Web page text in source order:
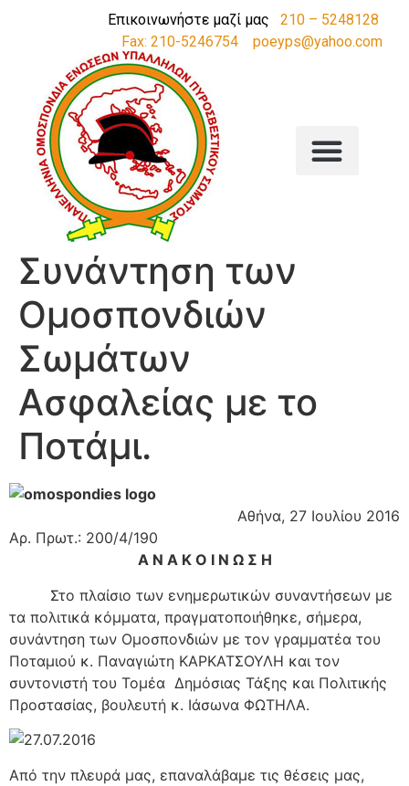
Επικοινωνήστε μαζί μας 210 – 5248128
Fax: 210-5246754
poeyps@yahoo.com
Συνάντηση των
Ομοσπονδιών
Σωμάτων
Ασφαλείας με το
Ποτάμι.
Αθήνα, 27 Ιουλίου 2016
Αρ. Πρωτ.: 200/4/190
Α Ν Α Κ Ο Ι Ν Ω Σ Η
Στο πλαίσιο των ενημερωτικών συναντήσεων με
τα πολιτικά κόμματα, πραγματοποιήθηκε, σήμερα,
συνάντηση των Ομοσπονδιών με τον γραμματέα του
Ποταμιού κ. Παναγιώτη ΚΑΡΚΑΤΣΟΥΛΗ και τον
συντονιστή του Τομέα Δημόσιας Τάξης και Πολιτικής
Προστασίας, βουλευτή κ. Ιάσωνα ΦΩΤΗΛΑ.
Από την πλευρά μας, επαναλάβαμε τις θέσεις μας,